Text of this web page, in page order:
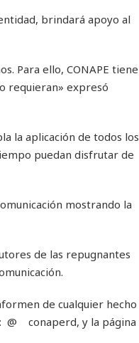
brindará apoyo al
Para ello, CONAPE tiene
requieran» expresó
la aplicación de todos los
puedan disfrutar de
mostrando la
de las repugnantes
de cualquier hecho
@ conaperd, y la página